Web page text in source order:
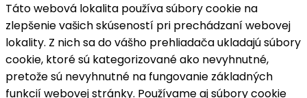
Táto webová lokalita používa súbory cookie na
zlepšenie vašich skúseností pri prechádzaní webovej
lokality. Z nich sa do vášho prehliadača ukladajú súbory
cookie, ktoré sú kategorizované ako nevyhnutné,
pretože sú nevyhnutné na fungovanie základných
funkcií webovej stránky. Používame aj súbory cookie